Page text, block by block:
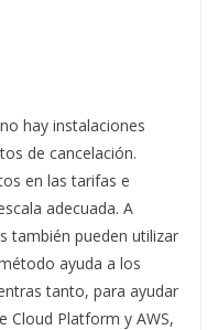
hay instalaciones
de cancelación.
en las tarifas e
adecuada. A
también pueden utilizar
ayuda a los
tanto, para ayudar
Cloud Platform y AWS,